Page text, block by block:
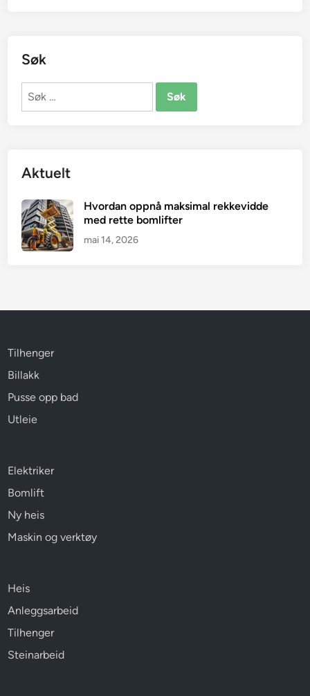
Søk
Søk
Aktuelt
Hvordan oppnå maksimal rekkevidde
med rette bomlifter
mai 14, 2026
Tilhenger
Billakk
Pusse opp bad
Utleie
Elektriker
Bomlift
Ny heis
Maskin og verktøy
Heis
Anleggsarbeid
Tilhenger
Steinarbeid